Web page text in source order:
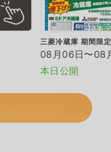
三菱冷蔵庫 期間限
08月06日〜08
本日公開